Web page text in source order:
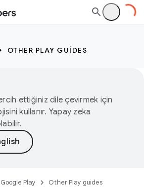
OTHER PLAY GUIDES
ettiğiniz dile çevirmek için
kullanır. Yapay zeka
Google Play Other Play guides